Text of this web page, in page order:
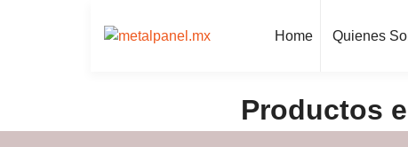
Home Quienes
Productos